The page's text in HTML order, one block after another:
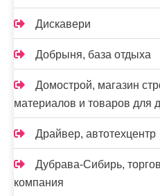
Дискавери
Добрыня, база отдыха
Домострой, магазин
материалов и товаров для
Драйвер, автотехцентр
Дубрава-Сибирь,
компания